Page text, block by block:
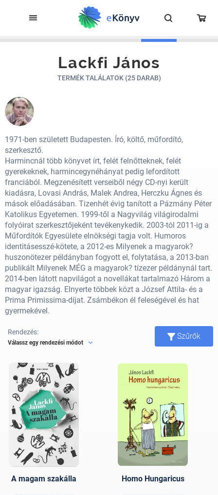
Lackfi János
TERMÉK TALÁLATOK (25 DARAB)
1971-ben született Budapesten. Író, költő, műfordító,
szerkesztő.
Harmincnál több könyvet írt, felét felnőtteknek, felét
gyerekeknek, harmincegynéhányat pedig lefordított
franciából. Megzenésített verseiből négy CD-nyi került
kiadásra, Lovasi András, Malek Andrea, Herczku Ágnes és
mások előadásában. Tizenhét évig tanított a Pázmány Péter
Katolikus Egyetemen. 1999-től a Nagyvilág világirodalmi
folyóirat szerkesztőjeként tevékenykedik. 2003-tól 2011-ig a
Műfordítók Egyesülete elnökségi tagja volt. Humoros
identitásesszé-kötete, a 2012-es Milyenek a magyarok?
huszonötezer példányban fogyott el, folytatása, a 2013-ban
publikált Milyenek MÉG a magyarok? tízezer példánynál tart.
2014-ben látott napvilágot a novellákat tartalmazó Három a
magyar igazság. Elnyerte többek közt a József Attila- és a
Prima Primissima-díjat. Zsámbékon él feleségével és hat
gyermekével.
Rendezés:
Válassz egy rendezési módot
Szűrők
A magam szakálla Homo Hungaricus